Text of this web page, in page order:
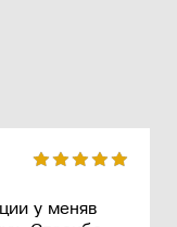
у меняв